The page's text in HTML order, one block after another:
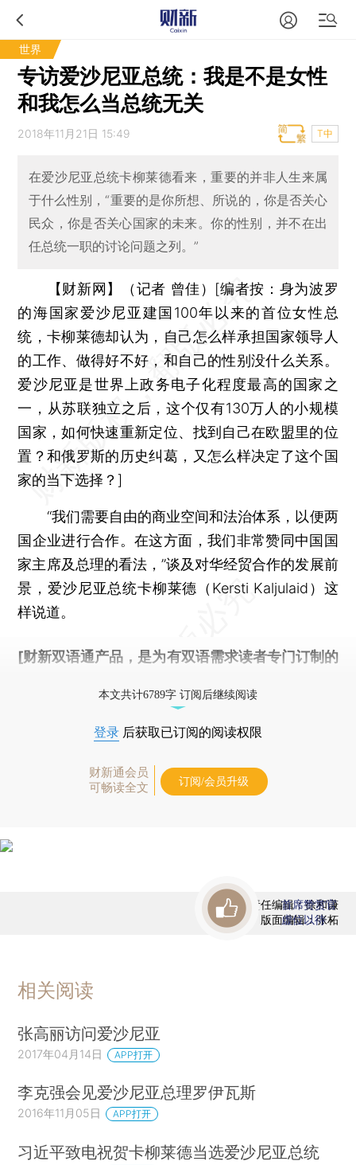
世界
专访爱沙尼亚总统：我是不是女性
和我怎么当总统无关
2018年11月21日 15:49 T中
在爱沙尼亚总统卡柳莱德看来，重要的并非人生来属
于什么性别，“重要的是你所想、所说的，你是否关心
民众，你是否关心国家的未来。你的性别，并不在出
任总统一职的讨论问题之列。”
【财新网】（记者 曾佳） [编者按： 身为波罗
的海国家爱沙尼亚建国100年以来的首位女性总
统，卡柳莱德却认为，自己怎么样承担国家领导人
的工作、做得好不好，和自己的性别没什么关系。
爱沙尼亚是世界上政务电子化程度最高的国家之
一，从苏联独立之后，这个仅有130万人的小规模
国家，如何快速重新定位、找到自己在欧盟里的位
置？和俄罗斯的历史纠葛，又怎么样决定了这个国
家的当下选择？]
“我们需要自由的商业空间和法治体系，以便两
国企业进行合作。在这方面，我们非常赞同中国国
家主席及总理的看法，”谈及对华经贸合作的发展前
景，爱沙尼亚总统卡柳莱德（Kersti Kaljulaid）这
样说道。
[财新双语通产品，是为有双语需求读者专门订制的
本文共计6789字 订阅后继续阅读
登录 后获取已订阅的阅读权限
财新通会员
可畅读全文
订阅/会员升级
责任编辑：徐和谦
版面编辑：张柘
首席赞赏官
虚位以待
相关阅读
张高丽访问爱沙尼亚
2017年04月14日 APP打开
李克强会见爱沙尼亚总理罗伊瓦斯
2016年11月05日 APP打开
习近平致电祝贺卡柳莱德当选爱沙尼亚总统